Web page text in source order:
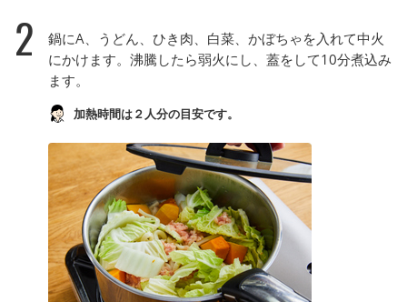
2
鍋にA、うどん、ひき肉、白菜、かぼちゃを入れて中火
にかけます。沸騰したら弱火にし、蓋をして10分煮込み
ます。
加熱時間は２人分の目安です。